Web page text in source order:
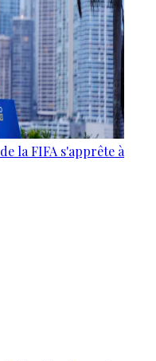
la FIFA s'apprête à